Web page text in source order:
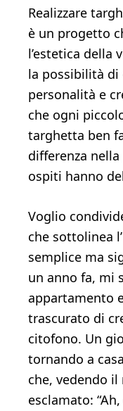
Realizzare
è un progetto
l’estetica della
la possibilità di
personalità e
che ogni
targhetta ben
differenza
ospiti hanno
Voglio
che sottolinea
semplice ma
un anno fa, mi
appartamento
trascurato di
citofono. Un
tornando a
che, vedendo
esclamato: